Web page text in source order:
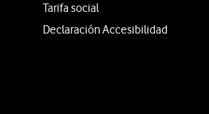
Tarifa social
Declaración Accesibilidad